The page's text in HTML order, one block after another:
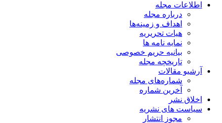
اطلاعات مجله
درباره مجله
اهداف و زمینه‌ها
هیات تحریریه
نمایه نامه ها
بیانیه حریم خصوصی
تاریخچه مجله
آرشیو مقالات
شماره‌های مجله
آخرین شماره
اخلاق نشر
سیاست های نشریه
مجوز انتشار